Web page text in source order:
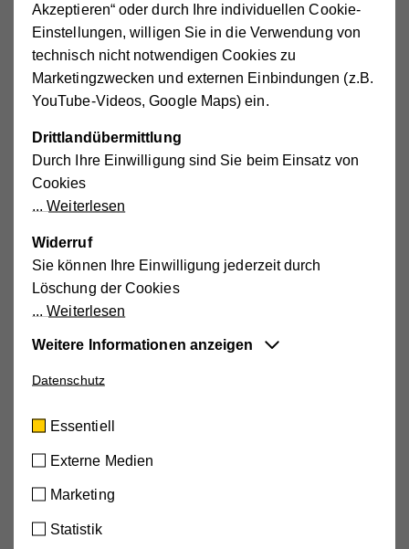
Der Hilfswerk Fachschwerpunkt „Sprache für das
ganze Leben“ wird unterstützt von:
Broschüre anfordern
Nachname*
Hausnummer
Akzeptieren“ oder durch Ihre individuellen Cookie-
Einstellungen, willigen Sie in die Verwendung von
technisch nicht notwendigen Cookies zu
Marketingzwecken und externen Einbindungen (z.B.
YouTube-Videos, Google Maps) ein.
Drittlandübermittlung
Durch Ihre Einwilligung sind Sie beim Einsatz von
Cookies
Weiterlesen
Widerruf
Sie können Ihre Einwilligung jederzeit durch
Löschung der Cookies
Weiterlesen
Essentiell
zugrundeliegenden Vorgänge wichtig und
unterstützen wichtige Funktionen wie den
sicherzustellen, dass sie so funktioniert wie von
Ihnen erwartet.
Weitere Informationen anzeigen
Datenschutz
Essentiell
Externe Medien
Marketing
Statistik